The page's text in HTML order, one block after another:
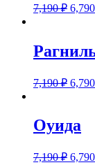
7,190₽ 6,790
7,190₽ 6,790
Оуида
7,190₽ 6,790